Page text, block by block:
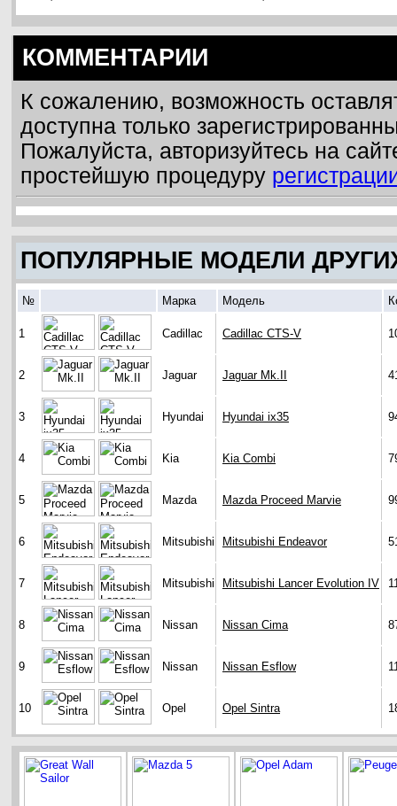
КОММЕНТАРИИ
К сожалению, возможность
доступна только
Пожалуйста, авторизуйтесь на
простейшую процедуру
ПОПУЛЯРНЫЕ МОДЕЛИ
№ Марка Модель
1 Cadillac Cadillac CTS-V
2 Jaguar Jaguar Mk.II
3 Hyundai Hyundai ix35
4 Kia Kia Combi
5 Mazda Mazda Proceed Marvie
6 Mitsubishi Mitsubishi Endeavor
7 Mitsubishi Mitsubishi Lancer Evolution IV
8 Nissan Nissan Cima
9 Nissan Nissan Esflow
10 Opel Opel Sintra